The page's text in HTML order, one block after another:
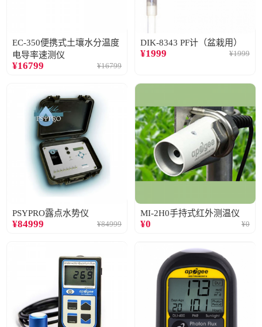
EC-350便携式土壤水分温度
电导率速测仪
¥16799 ¥16799
DIK-8343 PF计（盆栽用）
¥1999 ¥1999
PSYPRO露点水势仪
¥84999 ¥84999
MI-2H0手持式红外测温仪
¥0 ¥0